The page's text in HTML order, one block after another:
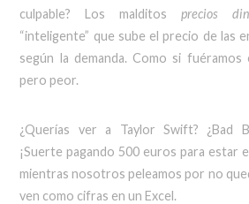
culpable? Los malditos precios
“inteligente” que sube el precio de las
según la demanda. Como si
pero peor.
¿Querías ver a Taylor Swift? ¿Bad
¡Suerte pagando 500 euros para estar
mientras nosotros peleamos por no
ven como cifras en un Excel.